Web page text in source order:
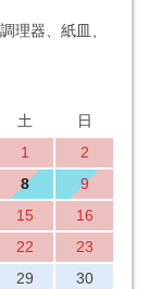
理器、紙皿、
土
日
1
2
8
9
15
16
22
23
29
30